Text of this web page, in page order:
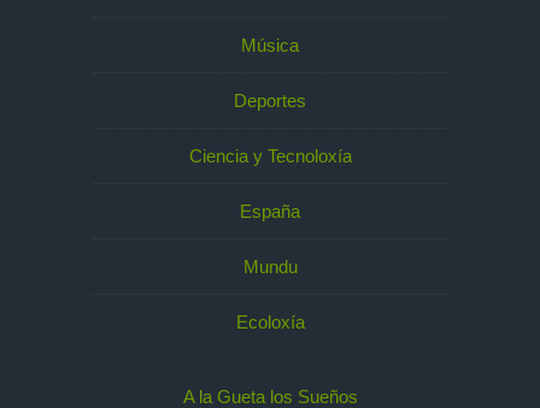
Música
Deportes
Ciencia y Tecnoloxía
España
Mundu
Ecoloxía
A la Gueta los Sueños